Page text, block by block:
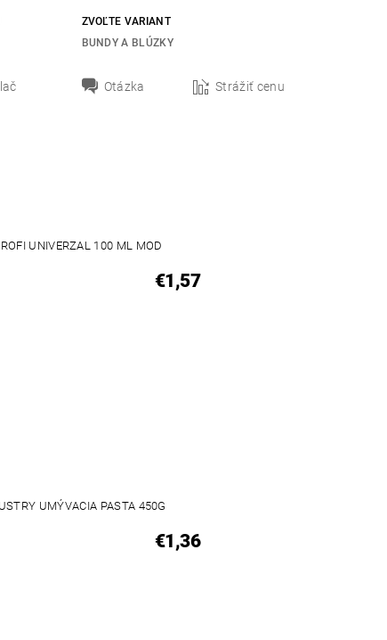
ZVOĽTE VARIANT
BUNDY A BLÚZKY
Otázka Strážiť cenu
UNIVERZAL 100 ML MOD
€1,57
UMÝVACIA PASTA 450G
€1,36